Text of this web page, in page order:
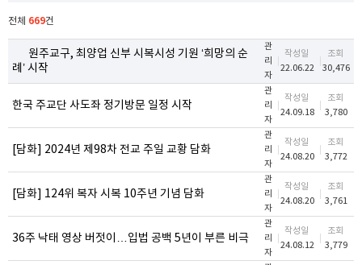
전체 669건
원주교구, 최양업 신부 시복시성 기원 ‘희망의 순
례’ 시작
관
리
자
작성일
22.06.22
조회
30,476
한국 주교단 사도좌 정기방문 일정 시작
관
리
자
작성일
24.09.18
조회
3,780
[담화] 2024년 제98차 전교 주일 교황 담화
관
리
자
작성일
24.08.20
조회
3,772
[담화] 124위 복자 시복 10주년 기념 담화
관
리
자
작성일
24.08.20
조회
3,761
36주 낙태 영상 버젓이…입법 공백 5년이 부른 비극
관
리
자
작성일
24.08.12
조회
3,779